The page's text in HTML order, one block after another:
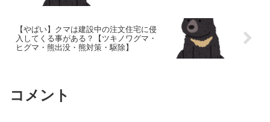
【やばい】クマは建設中の注文住宅に侵
入してくる事がある？【ツキノワグマ・
ヒグマ・熊出没・熊対策・駆除】
コメント